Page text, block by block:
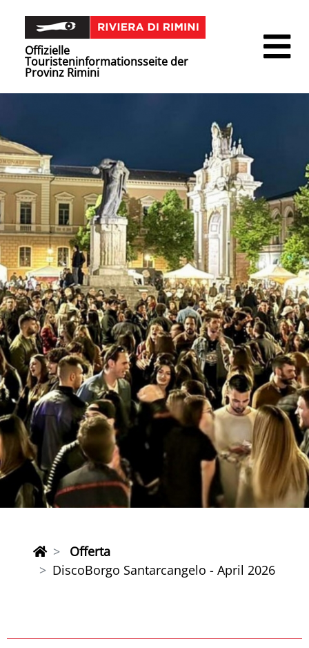
Offizielle
Touristeninformationsseite der
Provinz Rimini
Offerta
DiscoBorgo Santarcangelo - April 2026